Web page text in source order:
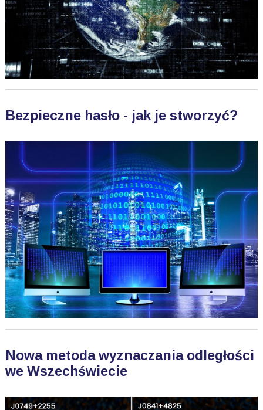
Bezpieczne hasło - jak je stworzyć?
Nowa metoda wyznaczania odległości
we Wszechświecie